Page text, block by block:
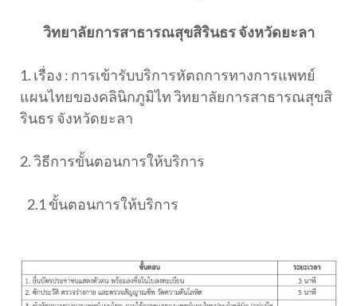
วิทยาลัยการสาธารณสุขสิรินธร จังหวัดยะลา
1. เรื่อง : การเข้ารับบริการหัตถการทางการแพทย์
แผนไทยของคลินิกภูมิไท วิทยาลัยการสาธารณสุขสิ
รินธร จังหวัดยะลา
2. วิธีการขั้นตอนการให้บริการ
2.1 ขั้นตอนการให้บริการ